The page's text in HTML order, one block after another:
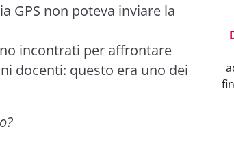
GPS non poteva inviare la
incontrati per affrontare
docenti: questo era uno dei